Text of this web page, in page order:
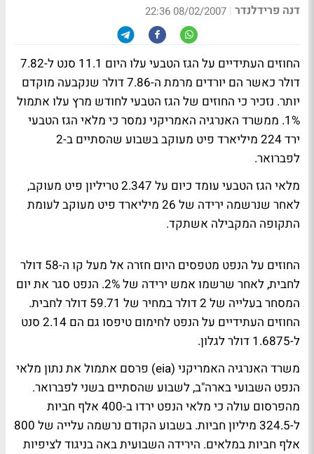
דנה פרידלנדר |
08/02/2007 22:36
החוזים העתידיים על הגז הטבעי עלו היום 11.1 סנט ל-7.82
דולר כאשר הם יורדים מרמת ה-7.86 דולר שנקבעה מוקדם
יותר. נזכיר כי החוזים של הגז הטבעי לחודש מרץ עלו אתמול
1%. ממשרד האנרגיה האמריקני נמסר כי מלאי הגז הטבעי
ירד 224 מיליארד פיט מעוקב בשבוע שהסתיים ב-2
לפברואר.
מלאי הגז הטבעי עומד כיום על 2.347 טריליון פיט מעוקב,
לאחר שנרשמה ירידה של 26 מיליארד פיט מעוקב לעומת
התקופה המקבילה אשתקד.
החוזים על הנפט מטפסים היום חזרה אל מעל קו ה-58 דולר
לחבית, לאחר שרשמו אמש ירידה של 2%. הנפט סגר את יום
המסחר בעלייה של 2 דולר במחיר של 59.71 דולר לחבית.
החוזים העתידיים על הנפט לחימום טיפסו גם הם 2.14 סנט
ל-1.6875 דולר לגלון.
משרד האנרגיה האמריקני (eia) פרסם אתמול את נתון מלאי
הנפט השבועי בארה"ב, לשבוע שהסתיים בשני לפברואר.
מהפרסום עולה כי מלאי הנפט ירדו ב-400 אלף חביות
ל-324.5 מיליון חביות. בשבוע הקודם נרשמה עלייה של 800
אלף חביות במלאים. הירידה השבועית באה בניגוד לציפיות